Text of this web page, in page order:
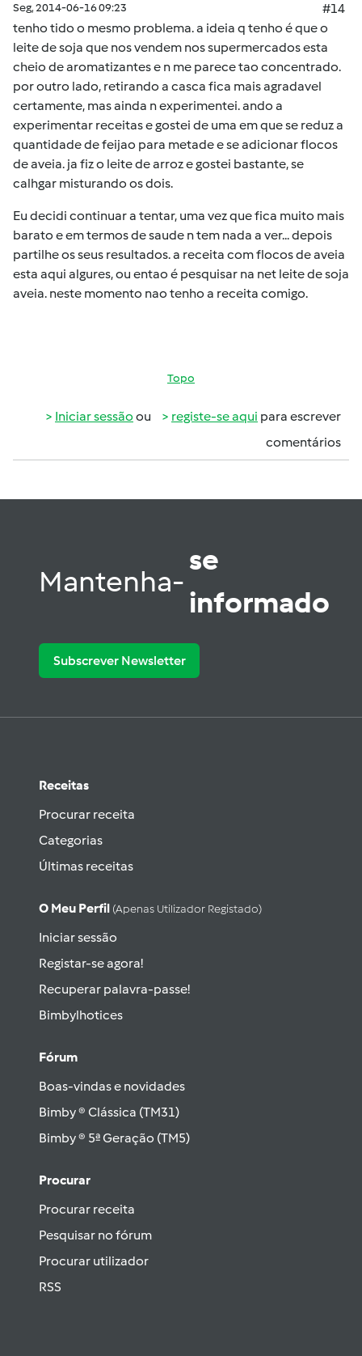
Seg, 2014-06-16 09:23
#14
tenho tido o mesmo problema. a ideia q tenho é que o
leite de soja que nos vendem nos supermercados esta
cheio de aromatizantes e n me parece tao concentrado.
por outro lado, retirando a casca fica mais agradavel
certamente, mas ainda n experimentei. ando a
experimentar receitas e gostei de uma em que se reduz a
quantidade de feijao para metade e se adicionar flocos
de aveia. ja fiz o leite de arroz e gostei bastante, se
calhgar misturando os dois.
Eu decidi continuar a tentar, uma vez que fica muito mais
barato e em termos de saude n tem nada a ver... depois
partilhe os seus resultados. a receita com flocos de aveia
esta aqui algures, ou entao é pesquisar na net leite de soja
aveia. neste momento nao tenho a receita comigo.
Topo
Iniciar sessão ou registe-se aqui para escrever
comentários
Mantenha-
se
informado
Subscrever Newsletter
Receitas
Procurar receita
Categorias
Últimas receitas
O Meu Perfil (apenas Utilizador Registado)
Iniciar sessão
Registar-se agora!
Recuperar palavra-passe!
Bimbylhotices
Fórum
Boas-vindas e novidades
Bimby ® Clássica (TM31)
Bimby ® 5ª Geração (TM5)
Procurar
Procurar receita
Pesquisar no fórum
Procurar utilizador
RSS